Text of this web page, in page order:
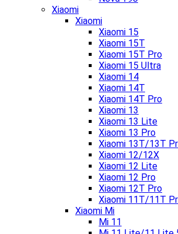
Xiaomi
Xiaomi
Xiaomi 15
Xiaomi 15T
Xiaomi 15T Pro
Xiaomi 15 Ultra
Xiaomi 14
Xiaomi 14T
Xiaomi 14T Pro
Xiaomi 13
Xiaomi 13 Lite
Xiaomi 13 Pro
Xiaomi 13T/13T
Xiaomi 12/12X
Xiaomi 12 Lite
Xiaomi 12 Pro
Xiaomi 12T Pro
Xiaomi 11T/11T
Xiaomi Mi
Mi 11